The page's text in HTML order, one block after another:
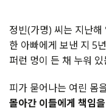
정빈(가명) 씨는 지난
한 아빠에게 보낸 지 5
퍼런 멍이 든 채 누워
피가 묻어나는 여린 몸
몰아간 이들에게 책임